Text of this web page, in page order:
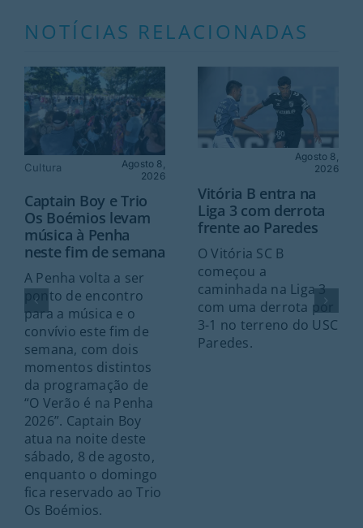
NOTÍCIAS RELACIONADAS
Cultura
Agosto 8,
2026
Captain Boy e Trio
Os Boémios levam
música à Penha
neste fim de semana
A Penha volta a ser
ponto de encontro
para a música e o
convívio este fim de
semana, com dois
momentos distintos
da programação de
“O Verão é na Penha
2026”. Captain Boy
atua na noite deste
sábado, 8 de agosto,
enquanto o domingo
fica reservado ao Trio
Os Boémios.
Agosto 8,
2026
Vitória B entra na
Liga 3 com derrota
frente ao Paredes
O Vitória SC B
começou a
caminhada na Liga 3
com uma derrota por
3-1 no terreno do USC
Paredes.